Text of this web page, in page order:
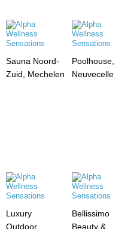
Sauna Noord-
Zuid, Mechelen
Poolhouse,
Neuvecelle
Luxury
Outdoor,
Bellissimo
Beauty &